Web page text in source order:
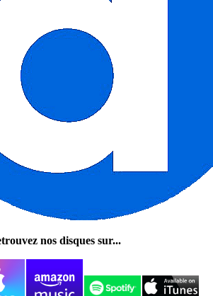
nos disques sur...